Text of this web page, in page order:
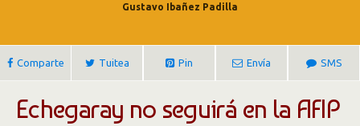
Gustavo Ibañez Padilla
Comparte Tuitea Pin Envía SMS
Echegaray no seguirá en la AFIP